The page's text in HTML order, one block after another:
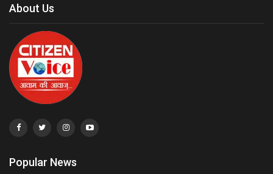
About Us
Popular News